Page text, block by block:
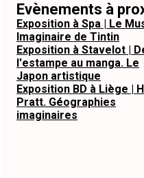
Evènements à
Exposition à Spa | Le
Imaginaire de Tintin
Exposition à Stavelot |
l'estampe au manga. Le
Japon artistique
Exposition BD à Liège |
Pratt. Géographies
imaginaires